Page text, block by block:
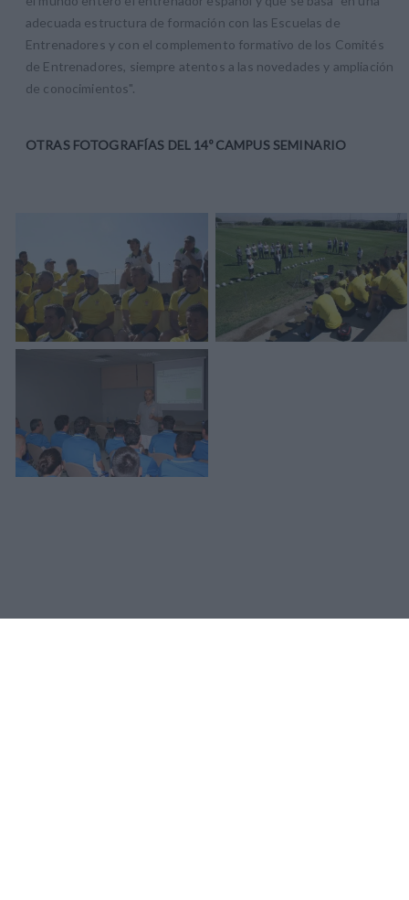
adecuada estructura de formación con las Escuelas de
Entrenadores y con el complemento formativo de los Comités
de Entrenadores, siempre atentos a las novedades y ampliación
de conocimientos".
OTRAS FOTOGRAFÍAS DEL 14º CAMPUS SEMINARIO